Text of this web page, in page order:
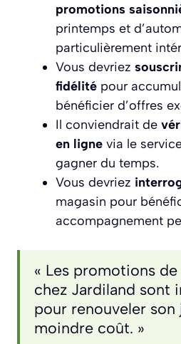
promotions
printemps et
particulièrement
Vous devriez
fidélité pour
bénéficier d’offres
Il conviendrait de
en ligne via le
gagner du temps.
Vous devriez
magasin pour
accompagnement
« Les promotions
chez Jardiland sont
pour renouveler son
moindre coût. »